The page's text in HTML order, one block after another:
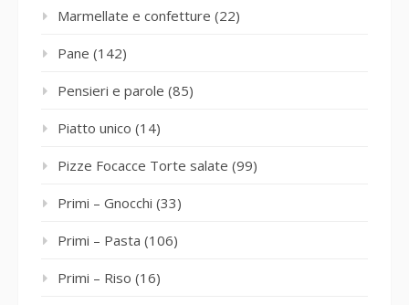
Marmellate e confetture (22)
Pane (142)
Pensieri e parole (85)
Piatto unico (14)
Pizze Focacce Torte salate (99)
Primi – Gnocchi (33)
Primi – Pasta (106)
Primi – Riso (16)